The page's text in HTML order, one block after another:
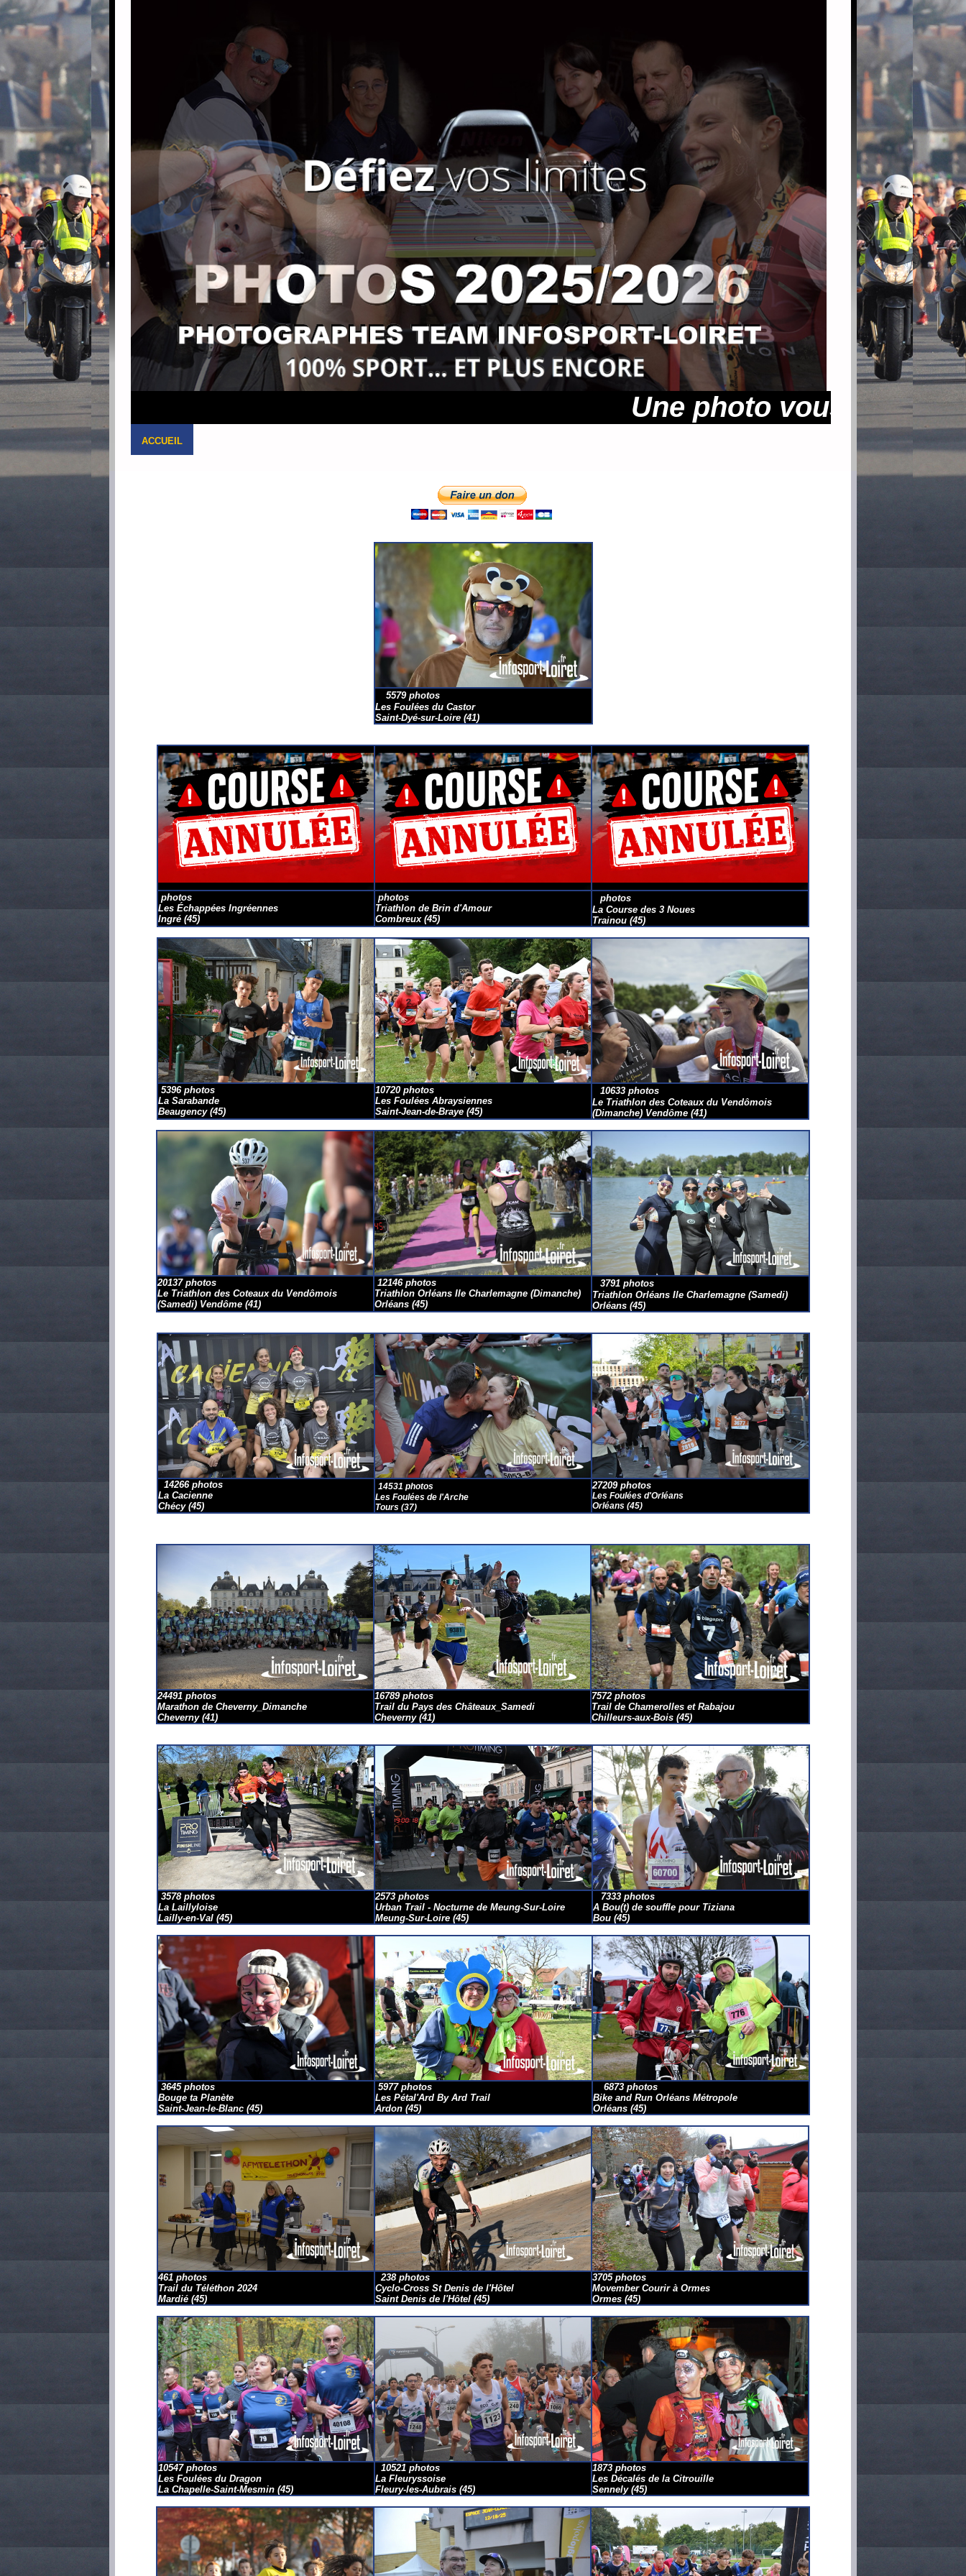
Une photo vous intéresse
ACCUEIL
5579 photos
Les Foulées du Castor
Saint-Dyé-sur-Loire (41)
photos
Les Échappées Ingréennes
Ingré (45)
photos
Triathlon de Brin d'Amour
Combreux (45)
photos
La Course des 3 Noues
Trainou (45)
5396 photos
La Sarabande
Beaugency (45)
10720 photos
Les Foulées Abraysiennes
Saint-Jean-de-Braye (45)
10633 photos
Le Triathlon des Coteaux du Vendômois
(Dimanche) Vendôme (41)
20137 photos
Le Triathlon des Coteaux du Vendômois
(Samedi) Vendôme (41)
12146 photos
Triathlon Orléans Ile Charlemagne (Dimanche)
Orléans (45)
3791 photos
Triathlon Orléans Ile Charlemagne (Samedi)
Orléans (45)
14266 photos
La Cacienne
Chécy (45)
14531 photos
Les Foulées de l'Arche
Tours (37)
27209 photos
Les Foulées d'Orléans
Orléans (45)
24491 photos
Marathon de Cheverny_Dimanche
Cheverny(41)
16789 photos
Trail du Pays des Châteaux_Samedi
Cheverny(41)
7572 photos
Trail de Chamerolles et Rabajou
Chilleurs-aux-Bois (45)
3578 photos
La Laillyloise
Lailly-en-Val(45)
2573 photos
Urban Trail - Nocturne de Meung-Sur-Loire
Meung-Sur-Loire(45)
7333 photos
A Bou(t) de souffle pour Tiziana
Bou(45)
3645 photos
Bouge ta Planète
Saint-Jean-le-Blanc(45)
5977 photos
Les Pétal'Ard By Ard Trail
Ardon(45)
6873 photos
Bike and Run Orléans Métropole
Orléans(45)
461 photos
Trail du Téléthon 2024
Mardié (45)
238photos
Cyclo-Cross St Denis de l'Hôtel
Saint Denis de l'Hôtel (45)
3705 photos
Movember Courir à Ormes
Ormes (45)
10547 photos
Les Foulées du Dragon
La Chapelle-Saint-Mesmin (45)
10521 photos
La Fleuryssoise
Fleury-les-Aubrais (45)
1873 photos
Les Décalés de la Citrouille
Sennely(45)